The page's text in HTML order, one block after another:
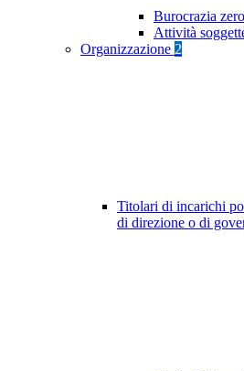
Burocrazia zero
Attività
Organizzazione 2
Titolari di incarichi
di direzione o di